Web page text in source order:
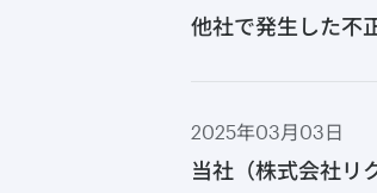
他社で発生した不
2025年03月03日
当社（株式会社リ